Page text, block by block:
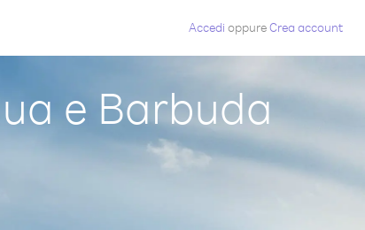
Accedi oppureCrea account
e Barbuda